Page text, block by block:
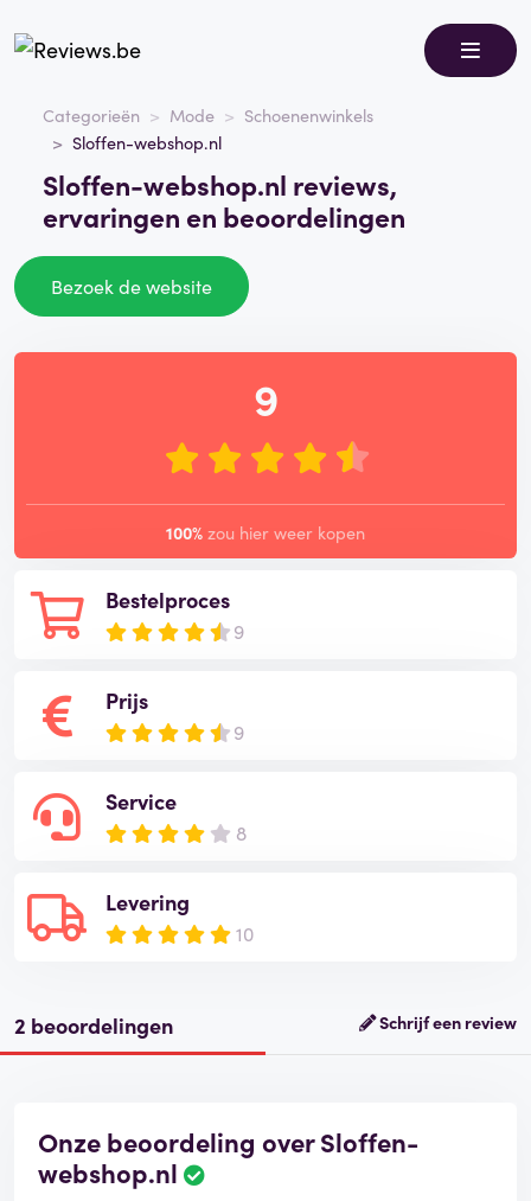
Categorieën Mode
Schoenenwinkels
Sloffen-webshop.nl
Sloffen-webshop.nl reviews,
ervaringen en beoordelingen
Bezoek de website
Bestelproces
9
Prijs
9
Service
8
Levering
10
9
100% zou hier weer kopen
2 beoordelingen Schrijf een review
Onze beoordeling over Sloffen-
webshop.nl
B